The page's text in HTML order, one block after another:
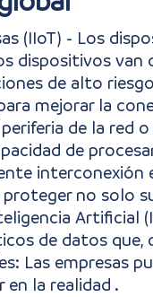
(IIoT) - Los
dispositivos
de alto
mejorar la
de la red
de
no solo
Artificial
de datos
Las empresas
en la realidad .